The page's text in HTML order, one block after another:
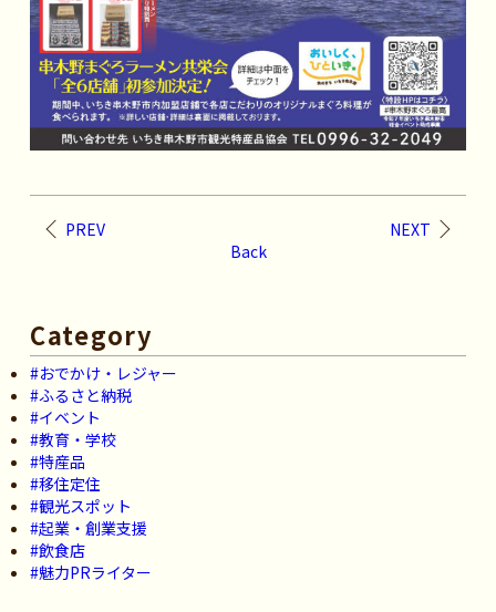
PREV
NEXT
Back
Category
#おでかけ・レジャー
#ふるさと納税
#イベント
#教育・学校
#特産品
#移住定住
#観光スポット
#起業・創業支援
#飲食店
#魅力PRライター